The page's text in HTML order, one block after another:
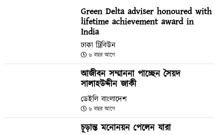
Green Delta adviser honoured with
lifetime achievement award in
India
ঢাকা ট্রিবিউন
৬ বছর আগে
আজীবন সম্মাননা পাচ্ছেন সৈয়দ
সালাহউদ্দীন জাকী
ডেইলি বাংলাদেশ
৬ বছর আগে
চূড়ান্ত মনোনয়ন পেলেন যারা